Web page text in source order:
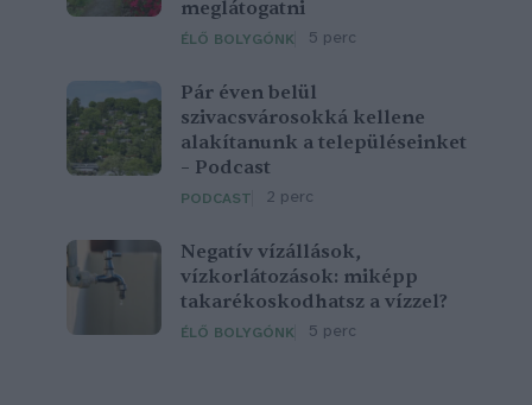
meglátogatni
ÉLŐ BOLYGÓNK 5 perc
Pár éven belül
szivacsvárosokká kellene
alakítanunk a településeinket
– Podcast
PODCAST 2 perc
Negatív vízállások,
vízkorlátozások: miképp
takarékoskodhatsz a vízzel?
ÉLŐ BOLYGÓNK 5 perc